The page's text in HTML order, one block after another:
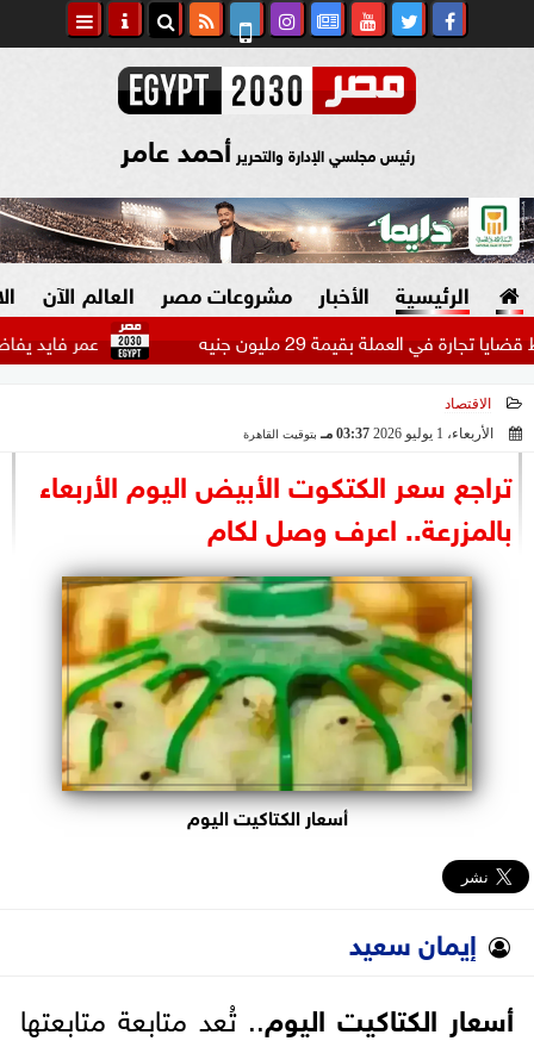
رئيس مجلسي الإدارة والتحرير أحمد عامر
الرئيسية الأخبار
السياسة
الرئاسة
البرلمان
الوزارات
الأحزاب
مشروعات مصر العالم الآن
عمر فايد يفاضل بين بقيمة 29 مليون جنيه
الاقتصاد
الأربعاء، 1 يوليو 2026
03:37 مـ بتوقيت القاهرة
تراجع سعر الكتكوت الأبيض اليوم الأربعاء
بالمزرعة.. اعرف وصل لكام
أسعار الكتاكيت اليوم
إيمان سعيد
أسعار الكتاكيت اليوم.. تُعد متابعة متابعتها